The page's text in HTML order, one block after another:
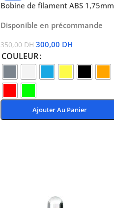
Bobine de filament ABS 1,75mm
Disponible en précommande
350,00DH 300,00 DH
COULEUR
Ajouter Au Panier